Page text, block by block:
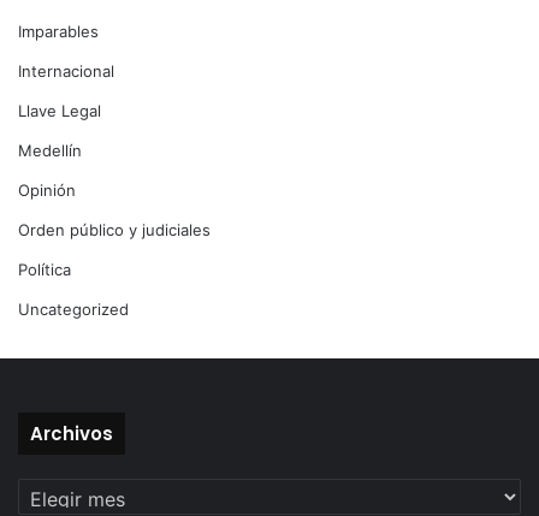
Imparables
Internacional
Llave Legal
Medellín
Opinión
Orden público y judiciales
Política
Uncategorized
Archivos